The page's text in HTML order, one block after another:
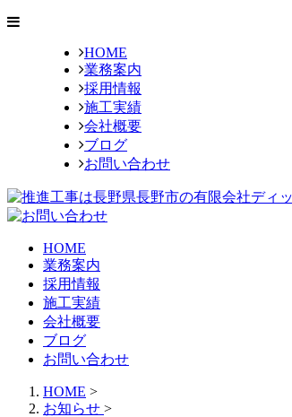
HOME
業務案内
採用情報
施工実績
会社概要
ブログ
お問い合わせ
HOME
業務案内
採用情報
施工実績
会社概要
ブログ
お問い合わせ
HOME >
お知らせ >